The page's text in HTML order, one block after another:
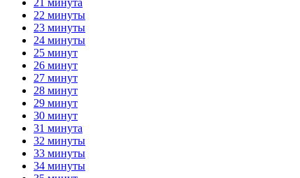
22 минуты
23 минуты
24 минуты
25 минут
26 минут
27 минут
28 минут
29 минут
30 минут
31 минута
32 минуты
33 минуты
34 минуты